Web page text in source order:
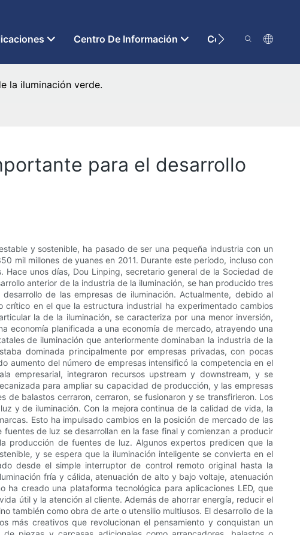
Centro De Información Contáctenos
la iluminación verde.
para el desarrollo
y sostenible, ha pasado de ser una pequeña industria con un
mil millones de yuanes en 2011. Durante este período, incluso con
unos días, Dou Linping, secretario general de la Sociedad de
anterior de la industria de la iluminación, se han producido tres
de las empresas de iluminación. Actualmente, debido al
crítico en el que la estructura industrial ha experimentado cambios
la de la iluminación, se caracteriza por una menor inversión,
economía planificada a una economía de mercado, atrayendo una
de iluminación que anteriormente dominaban la industria de la
dominada principalmente por empresas privadas, con pocas
aumento del número de empresas intensificó la competencia en el
empresarial, integraron recursos upstream y downstream, y se
para ampliar su capacidad de producción, y las empresas
balastos cerraron, cerraron, se fusionaron y se transfirieron. Los
y de iluminación. Con la mejora continua de la calidad de vida, la
Esto ha impulsado cambios en la posición de mercado de las
de luz se desarrollan en la fase final y comienzan a producir
producción de fuentes de luz. Algunos expertos predicen que la
y se espera que la iluminación inteligente se convierta en el
desde el simple interruptor de control remoto original hasta la
fría y cálida, atenuación de alto y bajo voltaje, atenuación
creado una plataforma tecnológica para aplicaciones LED, que
útil y la atención al cliente. Además de ahorrar energía, reducir el
también como obra de arte o utensilio multiusos. El desarrollo de la
más creativos que revolucionan el pensamiento y conquistan un